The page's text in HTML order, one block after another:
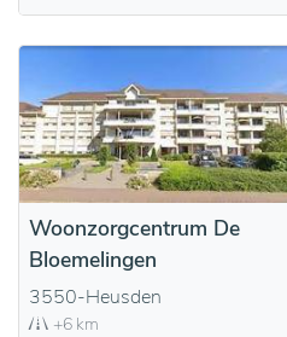
Woonzorgcentrum De
Bloemelingen
3550-Heusden
+6 km